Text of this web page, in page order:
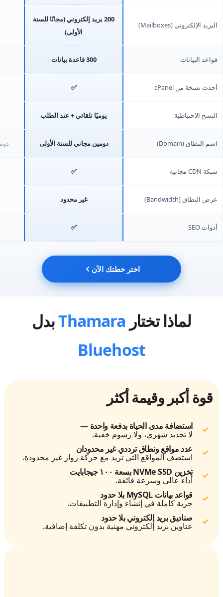
البريد الإلكتروني (Mailboxes)
200 بريد إلكتروني (مجانًا للسنة
الأولى)
قواعد البيانات 300 قاعدة بيانات
أحدث نسخة من cPanel ✅
النسخ الاحتياطية يوميًا تلقائي + عند الطلب
اسم النطاق (Domain) دومين مجاني للسنة الأولى
شبكة CDN مجانية ✅
عرض النطاق (Bandwidth) غير محدود
أدوات SEO ✅
اختر خطتك الآن
لماذا تختار Thamaraبدل
Bluehost
قوة أكبر وقيمة أكثر
استضافة مدى الحياة بدفعة واحدة —
لا تجديد شهري، ولا رسوم خفية.
عدد مواقع ونطاق ترددي غير محدودان
استضف المواقع التي تريد مع حركة زوار غير محدودة.
تخزين NVMe SSD بسعة ١٠٠ جيجابايت
أداء عالي وسرعة فائقة.
قواعد بيانات MySQL بلا حدود
حرية كاملة في إنشاء وإدارة التطبيقات.
صناديق بريد إلكتروني بلا حدود
عناوين بريد إلكتروني مهنية بدون تكلفة إضافية.